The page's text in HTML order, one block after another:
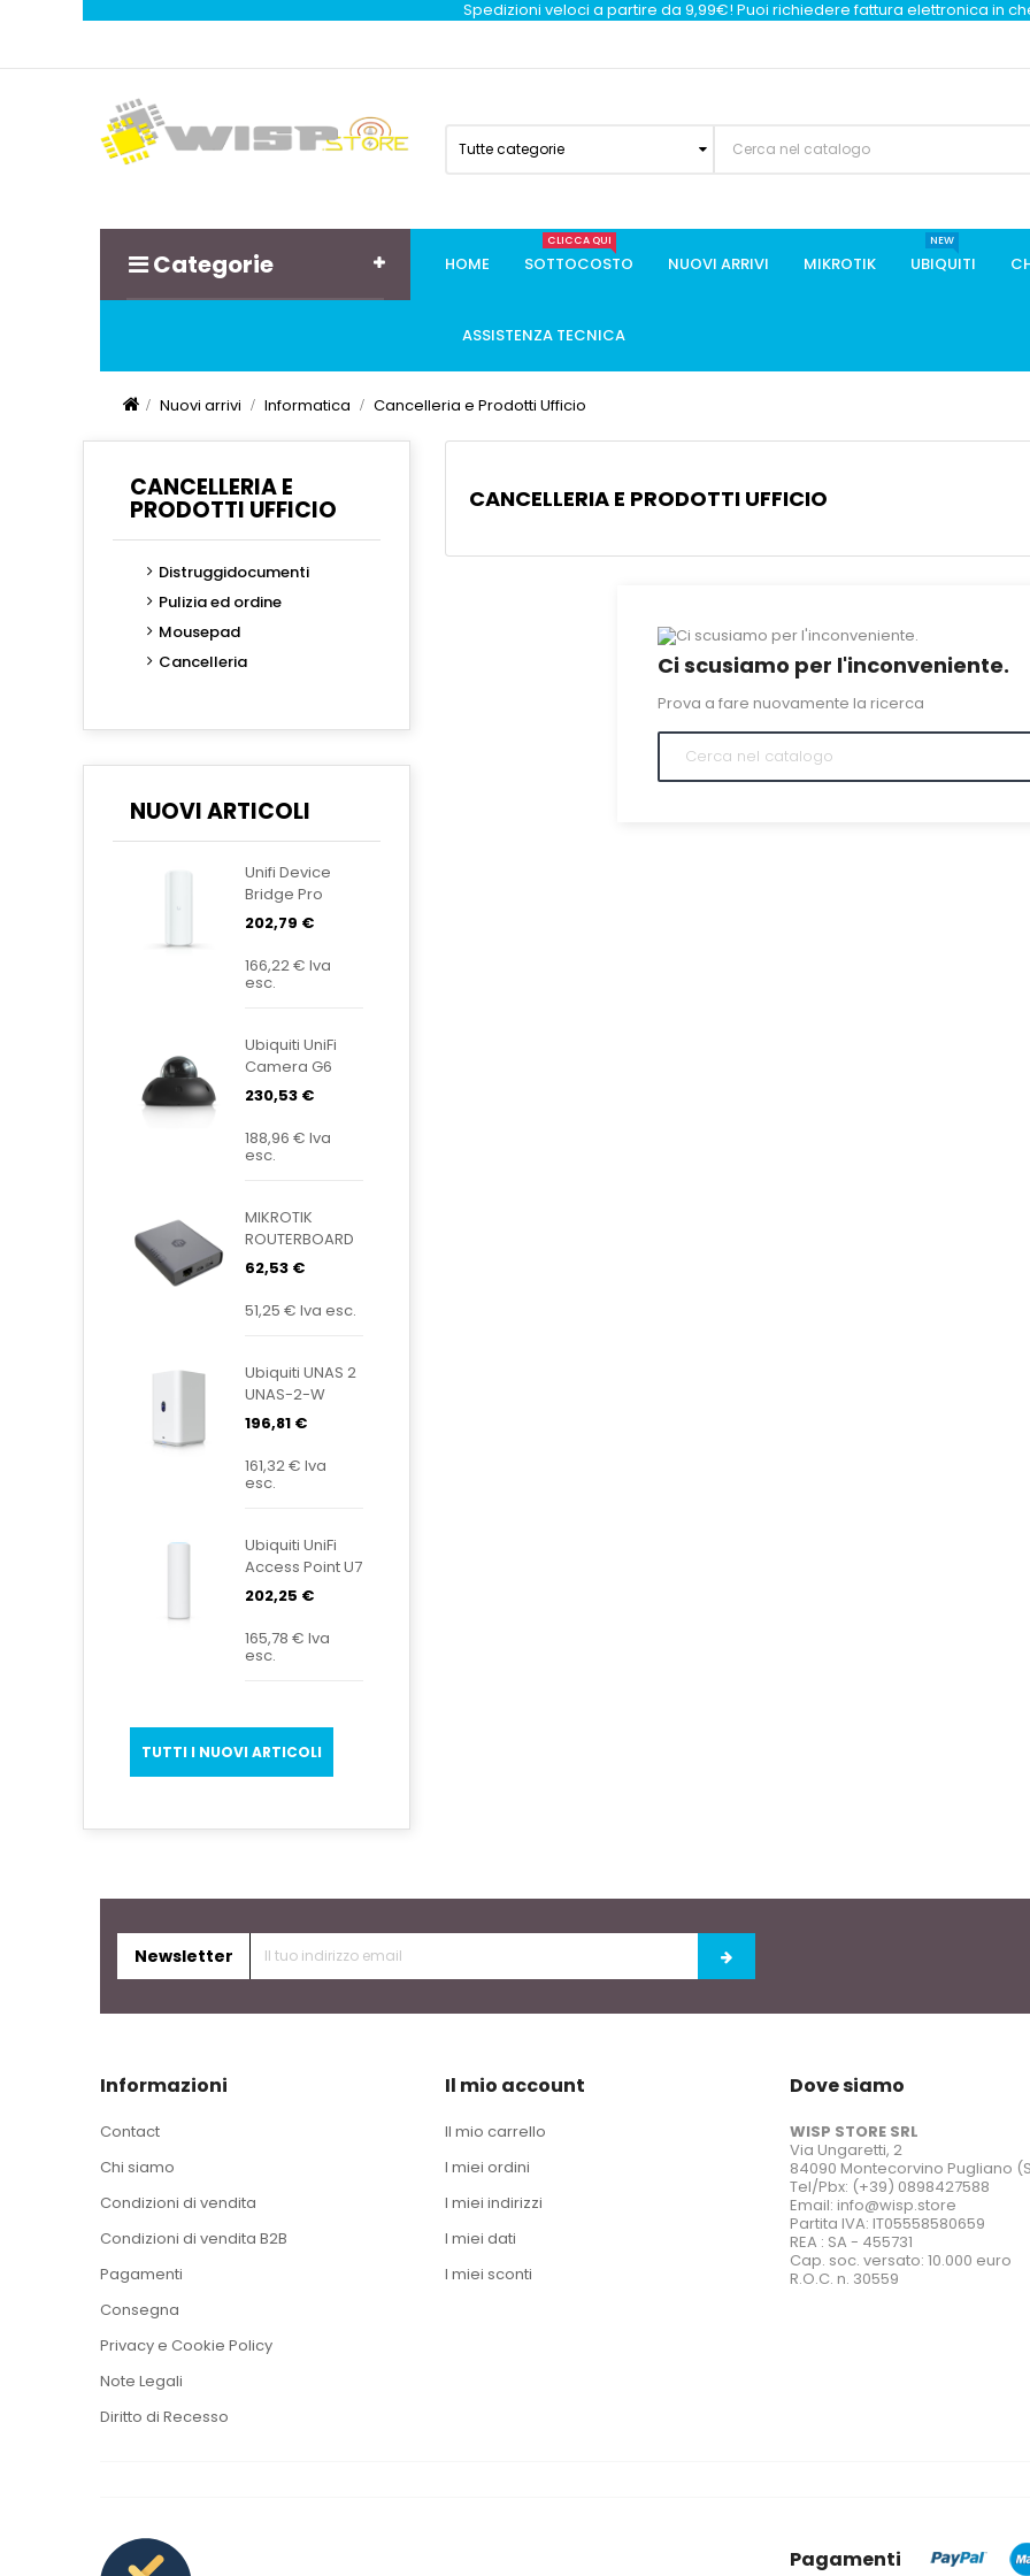
Spedizioni veloci a partire da 9,99€! Puoi richiedere fattura elettronica in
Tutte categorie
Categorie HOME SOTTOCOSTO
CLICCA QUI
NUOVI ARRIVI MIKROTIK UBIQUITI
NEW
ASSISTENZA TECNICA
Nuovi arrivi Informatica Cancelleria e Prodotti Ufficio
CANCELLERIA E
PRODOTTI UFFICIO
Distruggidocumenti
Pulizia ed ordine
Mousepad
Cancelleria
NUOVI ARTICOLI
Unifi Device
Bridge Pro
Sector UDB-
202,79 €
166,22 € Iva
esc.
Ubiquiti UniFi
Camera G6
Dome Black
Dome-B
230,53 €
188,96 € Iva
esc.
MIKROTIK
ROUTERBOARD
KNOT
LTE4 EC25-
62,53 €
51,25 € Iva esc.
Ubiquiti UNAS 2
UNAS-2-W
196,81 €
161,32 € Iva
esc.
Ubiquiti UniFi
Access Point U7
Mesh U7-Mesh
202,25 €
165,78 € Iva
esc.
TUTTI I NUOVI ARTICOLI
CANCELLERIA E PRODOTTI UFFICIO
Ci scusiamo per l'inconveniente.
Prova a fare nuovamente la ricerca
Newsletter
Informazioni
Contact
Chi siamo
Condizioni di vendita
Condizioni di vendita B2B
Pagamenti
Consegna
Privacy e Cookie Policy
Note Legali
Diritto di Recesso
Il mio account
Il mio carrello
I miei ordini
I miei indirizzi
I miei dati
I miei sconti
Dove siamo
WISP STORE SRL
Via Ungaretti, 2
84090 Montecorvino Pugliano
Tel/Pbx: (+39) 0898427588
Email: info@wisp.store
Partita IVA: IT05558580659
REA : SA - 455731
Cap. soc. versato: 10.000 euro
R.O.C. n. 30559
Pagamenti